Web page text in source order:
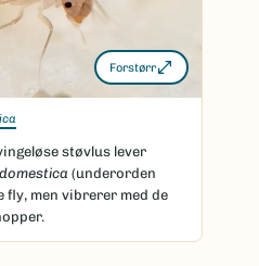
Forstørr
støvlus lever
(underorden
men vibrerer med de